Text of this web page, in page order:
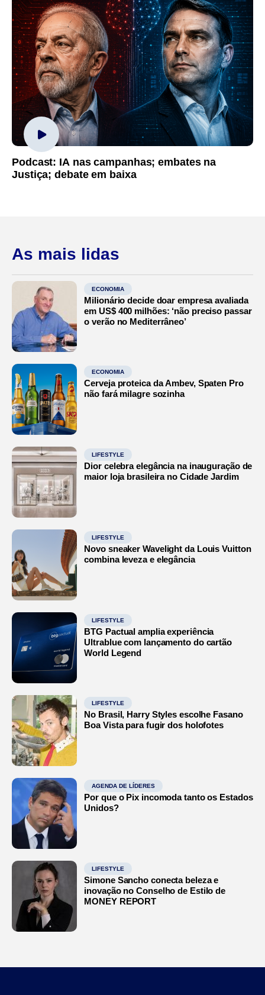
Podcast: IA nas campanhas; embates na
Justiça; debate em baixa
As mais lidas
ECONOMIA
Milionário decide doar empresa avaliada
em US$ 400 milhões: ‘não preciso passar
o verão no Mediterrâneo’
ECONOMIA
Cerveja proteica da Ambev, Spaten Pro
não fará milagre sozinha
LIFESTYLE
Dior celebra elegância na inauguração de
maior loja brasileira no Cidade Jardim
LIFESTYLE
Novo sneaker Wavelight da Louis Vuitton
combina leveza e elegância
LIFESTYLE
BTG Pactual amplia experiência
Ultrablue com lançamento do cartão
World Legend
LIFESTYLE
No Brasil, Harry Styles escolhe Fasano
Boa Vista para fugir dos holofotes
AGENDA DE LÍDERES
Por que o Pix incomoda tanto os Estados
Unidos?
LIFESTYLE
Simone Sancho conecta beleza e
inovação no Conselho de Estilo de
MONEY REPORT